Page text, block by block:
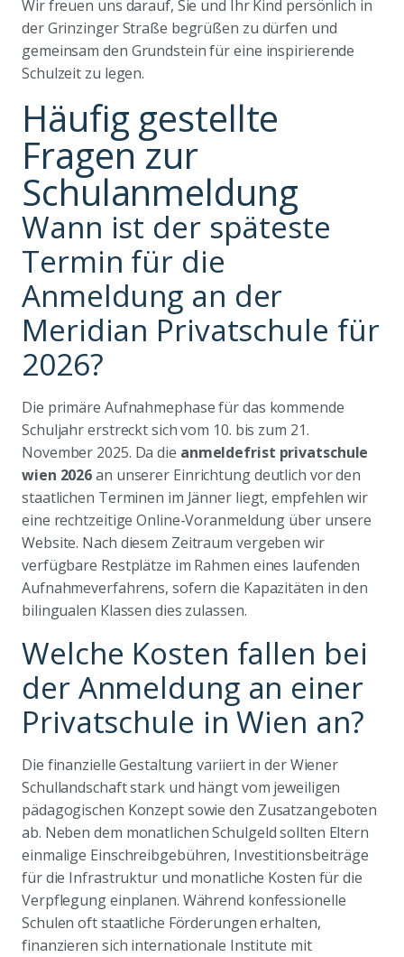
Wir freuen uns darauf, Sie und Ihr Kind persönlich in
der Grinzinger Straße begrüßen zu dürfen und
gemeinsam den Grundstein für eine inspirierende
Schulzeit zu legen.
Häufig gestellte
Fragen zur
Schulanmeldung
Wann ist der späteste
Termin für die
Anmeldung an der
Meridian Privatschule für
2026?
Die primäre Aufnahmephase für das kommende
Schuljahr erstreckt sich vom 10. bis zum 21.
November 2025. Da die anmeldefrist privatschule
wien 2026an unserer Einrichtung deutlich vor den
staatlichen Terminen im Jänner liegt, empfehlen wir
eine rechtzeitige Online-Voranmeldung über unsere
Website. Nach diesem Zeitraum vergeben wir
verfügbare Restplätze im Rahmen eines laufenden
Aufnahmeverfahrens, sofern die Kapazitäten in den
bilingualen Klassen dies zulassen.
Welche Kosten fallen bei
der Anmeldung an einer
Privatschule in Wien an?
Die finanzielle Gestaltung variiert in der Wiener
Schullandschaft stark und hängt vom jeweiligen
pädagogischen Konzept sowie den Zusatzangeboten
ab. Neben dem monatlichen Schulgeld sollten Eltern
einmalige Einschreibgebühren, Investitionsbeiträge
für die Infrastruktur und monatliche Kosten für die
Verpflegung einplanen. Während konfessionelle
Schulen oft staatliche Förderungen erhalten,
finanzieren sich internationale Institute mit